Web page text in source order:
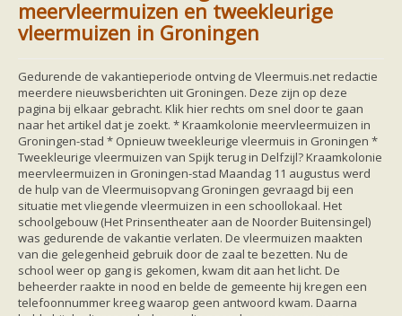
Limburg
Noord-Brabant
Utrecht
Zeeland
Zuid-Holland
Vleermuizen en ziektes
Bescherming
Soortbescherming
Gebiedsbescherming
Hulp bij bouwplannen en bomenkap
Vleermuisprotocol
Knelpunten in vleermuisbescherming
Vleermuis advies en onderzoekbureaus
Doe mee
vleermuiskasten kopen/ ophangen
Meedoen
Landelijk zoogdierwerkgroepen
meervleermuizen en tweekleurige
vleermuizen in Groningen
Gedurende de vakantieperiode ontving de Vleermuis.net redactie
meerdere nieuwsberichten uit Groningen. Deze zijn op deze
pagina bij elkaar gebracht. Klik hier rechts om snel door te gaan
naar het artikel dat je zoekt. * Kraamkolonie meervleermuizen in
Groningen-stad * Opnieuw tweekleurige vleermuis in Groningen *
Tweekleurige vleermuizen van Spijk terug in Delfzijl? Kraamkolonie
meervleermuizen in Groningen-stad Maandag 11 augustus werd
de hulp van de Vleermuisopvang Groningen gevraagd bij een
situatie met vliegende vleermuizen in een schoollokaal. Het
schoolgebouw (Het Prinsentheater aan de Noorder Buitensingel)
was gedurende de vakantie verlaten. De vleermuizen maakten
van die gelegenheid gebruik door de zaal te bezetten. Nu de
school weer op gang is gekomen, kwam dit aan het licht. De
beheerder raakte in nood en belde de gemeente hij kregen een
telefoonnummer kreeg waarop geen antwoord kwam. Daarna